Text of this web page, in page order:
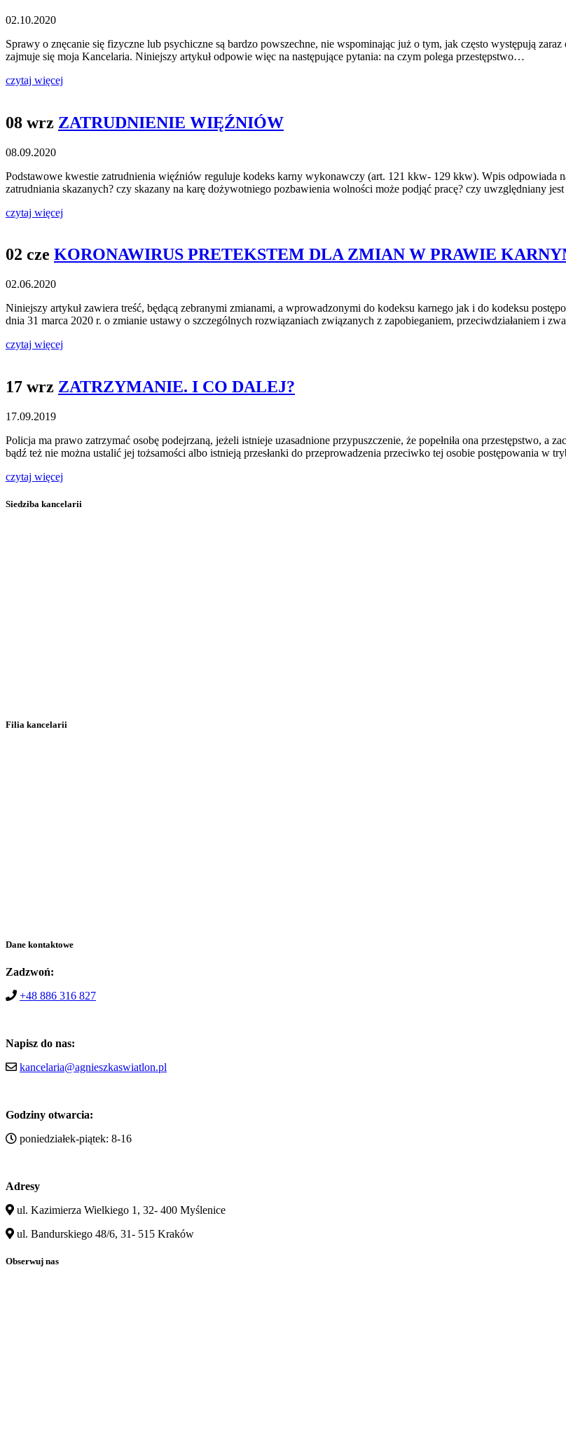
02.10.2020
Sprawy o znęcanie się fizyczne lub psychiczne są bardzo powszechne, nie wspominając już o tym, jak często występują
zajmuje się moja Kancelaria. Niniejszy artykuł odpowie więc na następujące pytania: na czym polega przestępstwo…
czytaj więcej
08 wrz ZATRUDNIENIE WIĘŹNIÓW
08.09.2020
Podstawowe kwestie zatrudnienia więźniów reguluje kodeks karny wykonawczy (art. 121 kkw- 129 kkw). Wpis odpowiada
zatrudniania skazanych? czy skazany na karę dożywotniego pozbawienia wolności może podjąć pracę? czy uwzględniany
czytaj więcej
02 cze KORONAWIRUS PRETEKSTEM DLA ZMIAN W PRAWIE
02.06.2020
Niniejszy artykuł zawiera treść, będącą zebranymi zmianami, a wprowadzonymi do kodeksu karnego jak i do kodeksu
dnia 31 marca 2020 r. o zmianie ustawy o szczególnych rozwiązaniach związanych z zapobieganiem, przeciwdziałaniem i
czytaj więcej
17 wrz ZATRZYMANIE. I CO DALEJ?
17.09.2019
Policja ma prawo zatrzymać osobę podejrzaną, jeżeli istnieje uzasadnione przypuszczenie, że popełniła ona przestępstwo, a
bądź też nie można ustalić jej tożsamości albo istnieją przesłanki do przeprowadzenia przeciwko tej osobie postępowania w
czytaj więcej
Siedziba kancelarii
Filia kancelarii
Dane kontaktowe
Zadzwoń:
+48 886 316 827
Napisz do nas:
kancelaria@agnieszkaswiatlon.pl
Godziny otwarcia:
poniedziałek-piątek: 8-16
Adresy
ul. Kazimierza Wielkiego 1, 32- 400 Myślenice
ul. Bandurskiego 48/6, 31- 515 Kraków
Obserwuj nas